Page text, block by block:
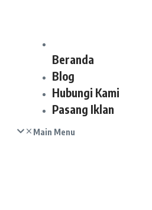
Beranda
Blog
Hubungi Kami
Pasang Iklan
Main Menu